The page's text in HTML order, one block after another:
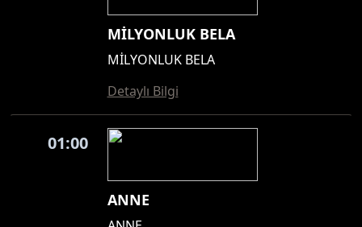
MİLYONLUK BELA
MİLYONLUK BELA
Detaylı Bilgi
01:00
ANNE